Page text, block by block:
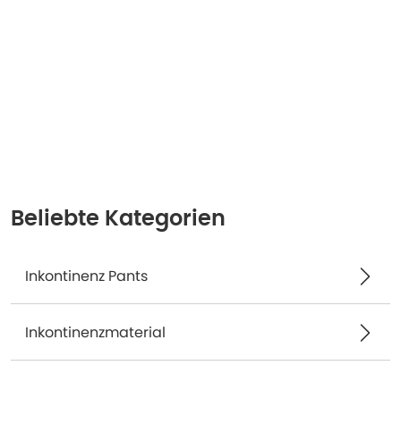
Beliebte Kategorien
Inkontinenz Pants
Inkontinenzmaterial